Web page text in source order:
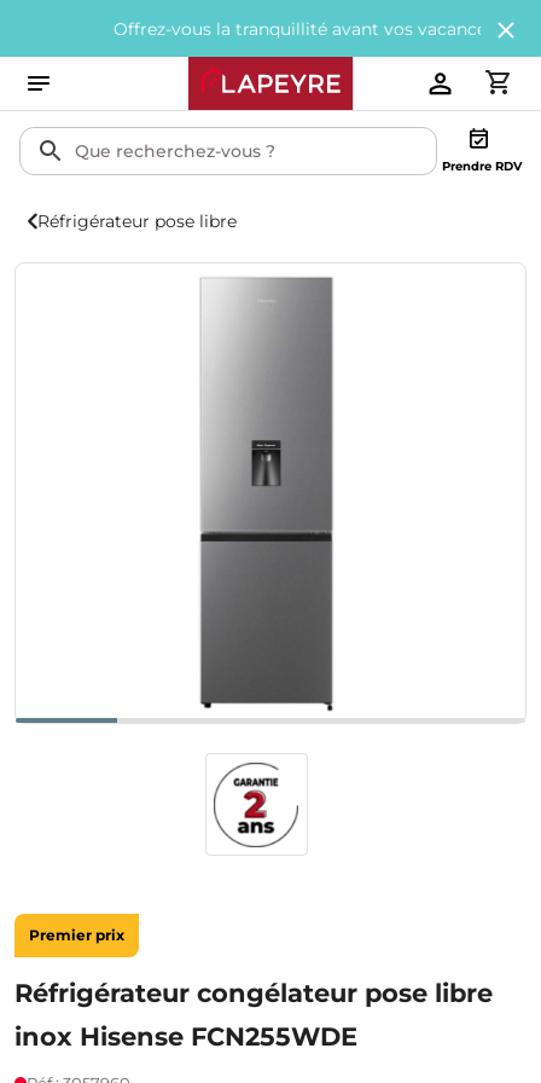
Offrez-vous la tranquillité avant vos vacances avec200€
Prendre RDV
Réfrigérateur pose libre
Premier prix
Réfrigérateur congélateur pose libre
inox Hisense FCN255WDE